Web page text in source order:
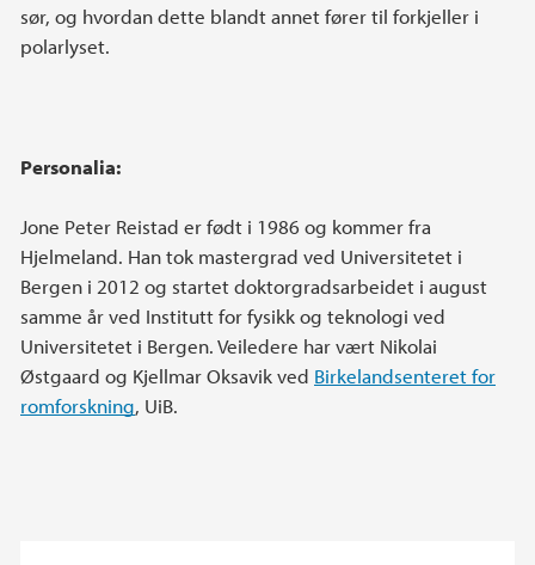
sør, og hvordan dette blandt annet fører til forkjeller i
polarlyset.
Personalia:
Jone Peter Reistad er født i 1986 og kommer fra
Hjelmeland. Han tok mastergrad ved Universitetet i
Bergen i 2012 og startet doktorgradsarbeidet i august
samme år ved Institutt for fysikk og teknologi ved
Universitetet i Bergen. Veiledere har vært Nikolai
Østgaard og Kjellmar Oksavik ved Birkelandsenteret for
romforskning, UiB.